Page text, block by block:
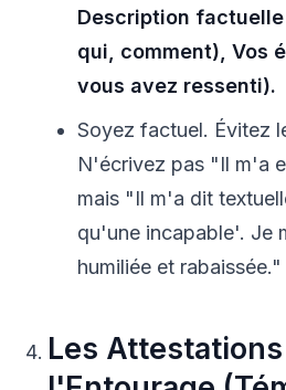
Description
qui, comment), Vos
vous avez ressenti).
Soyez factuel. Évitez
N'écrivez pas "Il m'a
mais "Il m'a dit
qu'une incapable'. Je
humiliée et rabaissée."
Les